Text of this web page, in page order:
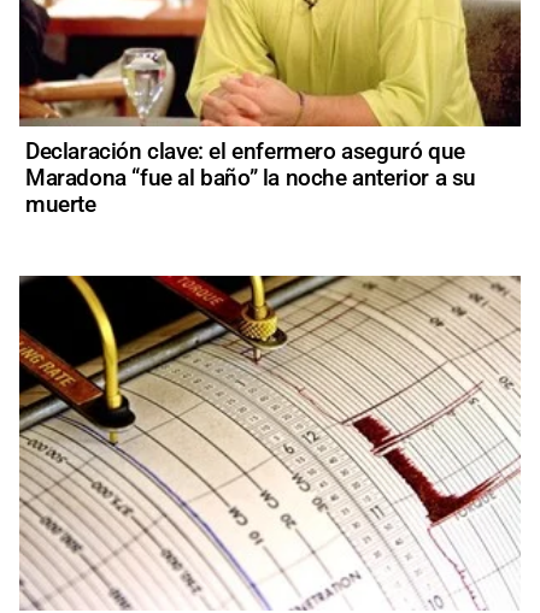
Declaración clave: el enfermero aseguró que
Maradona “fue al baño” la noche anterior a su
muerte